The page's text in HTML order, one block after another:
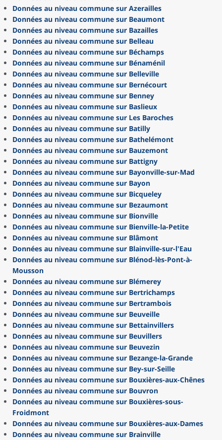
Données au niveau commune sur Azerailles
Données au niveau commune sur Beaumont
Données au niveau commune sur Bazailles
Données au niveau commune sur Belleau
Données au niveau commune sur Béchamps
Données au niveau commune sur Bénaménil
Données au niveau commune sur Belleville
Données au niveau commune sur Bernécourt
Données au niveau commune sur Benney
Données au niveau commune sur Baslieux
Données au niveau commune sur Les Baroches
Données au niveau commune sur Batilly
Données au niveau commune sur Bathelémont
Données au niveau commune sur Bauzemont
Données au niveau commune sur Battigny
Données au niveau commune sur Bayonville-sur-Mad
Données au niveau commune sur Bayon
Données au niveau commune sur Bicqueley
Données au niveau commune sur Bezaumont
Données au niveau commune sur Bionville
Données au niveau commune sur Bienville-la-Petite
Données au niveau commune sur Blâmont
Données au niveau commune sur Blainville-sur-l'Eau
Données au niveau commune sur Blénod-lès-Pont-à-
Mousson
Données au niveau commune sur Blémerey
Données au niveau commune sur Bertrichamps
Données au niveau commune sur Bertrambois
Données au niveau commune sur Beuveille
Données au niveau commune sur Bettainvillers
Données au niveau commune sur Beuvillers
Données au niveau commune sur Beuvezin
Données au niveau commune sur Bezange-la-Grande
Données au niveau commune sur Bey-sur-Seille
Données au niveau commune sur Bouxières-aux-Chênes
Données au niveau commune sur Bouvron
Données au niveau commune sur Bouxières-sous-
Froidmont
Données au niveau commune sur Bouxières-aux-Dames
Données au niveau commune sur Brainville